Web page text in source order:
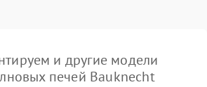
и другие модели
печей Bauknecht